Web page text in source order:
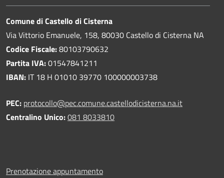
Comune di Castello di Cisterna
Via Vittorio Emanuele, 158, 80030 Castello di Cisterna NA
Codice Fiscale:80103790632
Partita IVA:01547841211
IBAN: IT 18 H 01010 39770 100000003738
PEC: protocollo@pec.comune.castellodicisterna.na.it
Centralino Unico:081 8033810
Prenotazione appuntamento